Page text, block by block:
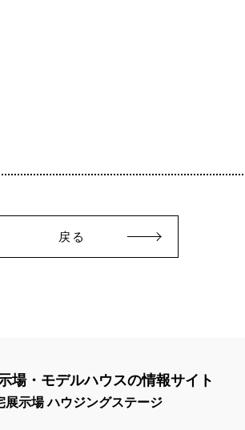
戻る
場・モデルハウスの情報サイト
展示場 ハウジングステージ